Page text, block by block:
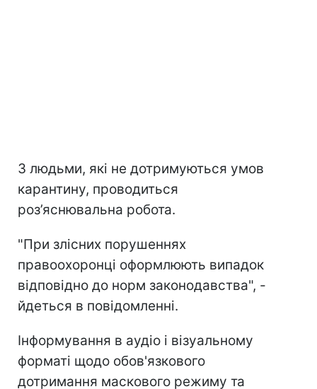
З людьми, які не дотримуються умов
карантину, проводиться
роз’яснювальна робота.
"При злісних порушеннях
правоохоронці оформлюють випадок
відповідно до норм законодавства", -
йдеться в повідомленні.
Інформування в аудіо і візуальному
форматі щодо обов'язкового
дотримання маскового режиму та